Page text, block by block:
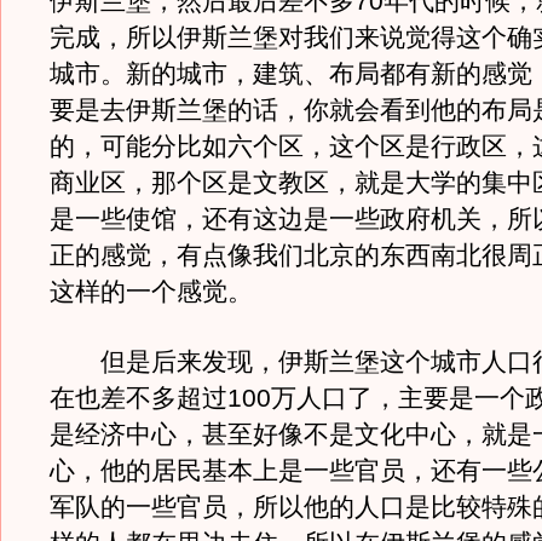
完成，所以伊斯兰堡对我们来说觉得这个确
城市。新的城市，建筑、布局都有新的感觉
要是去伊斯兰堡的话，你就会看到他的布局
的，可能分比如六个区，这个区是行政区，
商业区，那个区是文教区，就是大学的集中
是一些使馆，还有这边是一些政府机关，所
正的感觉，有点像我们北京的东西南北很周
这样的一个感觉。
但是后来发现，伊斯兰堡这个城市人口
在也差不多超过100万人口了，主要是一个
是经济中心，甚至好像不是文化中心，就是
心，他的居民基本上是一些官员，还有一些
军队的一些官员，所以他的人口是比较特殊